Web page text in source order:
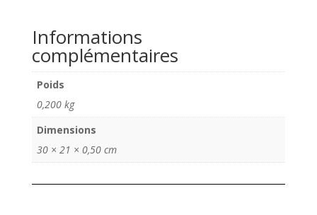
Jumpy
2005
VU
Informations
complémentaires
Poids
0,200 kg
Dimensions
30 × 21 × 0,50 cm